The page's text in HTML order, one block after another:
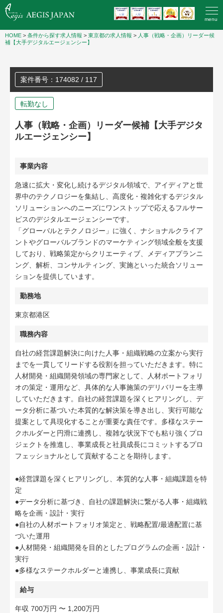
menu
HOME > 条件から探す求人情報 > 東京都の求人情報 > 人事（戦略・企画）リーダー候
補【大手デジタルエージェンシー】
案件番号：174082 / 117
転勤なし
人事（戦略・企画）リーダー候補【大手デジタ
ルエージェンシー】
事業内容
急速に拡大・変化し続けるデジタル領域で、アイディアと世
界中のテクノロジーを集結し、高度化・複雑化するデジタル
ソリューションへのニーズにワンストップで応えるフルサー
ビスのデジタルエージェンシーです。
「グローバルとテクノロジー」に強く、ナショナルクライア
ントやグローバルブランドのマーケティング領域全般を支援
しており、戦略策定からクリエーティブ、メディアプランニ
ング、解析、コンサルティング、実施といった統合ソリュー
ションを提供しています。
勤務地
東京都港区
職務内容
自社の経営課題解決に向けた人事・組織戦略の立案から実行
までを一貫してリードする役割を担っていただきます。特に
人材開発・組織開発領域の専門家として、人材ポートフォリ
オの策定・運用など、具体的な人事施策のデリバリーを主導
していただきます。自社の経営課題を深くヒアリングし、デ
ータ分析に基づいた本質的な解決策を導き出し、実行可能な
提案として具現化することが重要な責任です。多様なステー
クホルダーと円滑に連携し、複雑な状況下でも粘り強くプロ
ジェクトを推進し、事業成長と社員成長にコミットするプロ
フェッショナルとして貢献することを期待します。
●経営課題を深くヒアリングし、本質的な人事・組織課題を特
定
●データ分析に基づき、自社の課題解決に繋がる人事・組織戦
略を企画・設計・実行
●自社の人材ポートフォリオ策定と、戦略配置/最適配置に基
づいた運用
●人材開発・組織開発を目的としたプログラムの企画・設計・
実行
●多様なステークホルダーと連携し、事業成長に貢献
給与
年収 700万円 〜 1,200万円